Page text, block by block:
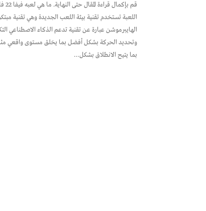
الهايبرموشن عبارة عن تقنية تدعم الذكاء الاصطناعي
بما يتيح الانطلاق بشكل…